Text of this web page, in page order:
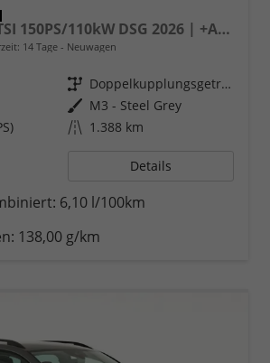
Selection 1.5 TSI 150PS/110kW DSG 2026 | +AHK +TravelAssist +RFK & Parksensoren
14 Tage Neuwagen
Getriebe
Doppelkupplungsgetriebe (DSG)
Außenfarbe M3 - Steel Grey
Kilometerstand 1.388 km
Details
6,10 l/100km
138,00 g/km